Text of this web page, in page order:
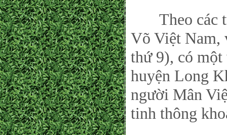
Theo các
Võ Việt Nam,
thứ 9), có
huyện Long
người Mân
tinh thông